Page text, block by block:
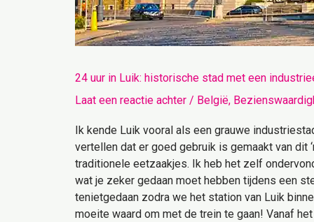
24 uur in Luik: historische stad met een
Laat een reactie achter / België,
Ik kende Luik vooral als een grauwe
vertellen dat er goed gebruik is gemaakt van dit
traditionele eetzaakjes. Ik heb het zelf
wat je zeker gedaan moet hebben tijdens een
tenietgedaan zodra we het station van Luik
moeite waard om met de trein te gaan! Vanaf